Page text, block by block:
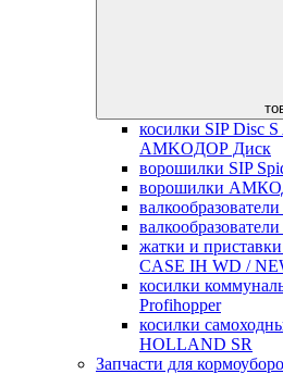
косилки SIP Disc
AMKOДОР Диск
ворошилки SIP
ворошилки
жатки и
CASE IH WD /
косилки
Profihopper
косилки
HOLLAND SR
Запчасти для